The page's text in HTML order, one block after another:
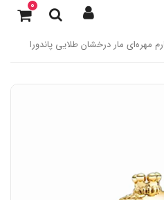
0
مهره‌ای مار درخشان طلایی پاندورا